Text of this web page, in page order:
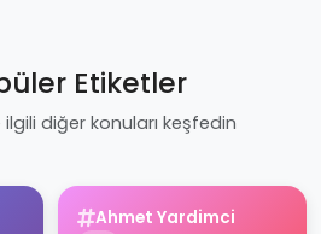
Etiketler
ilgili diğer konuları keşfedin
Ahmet Yardimci